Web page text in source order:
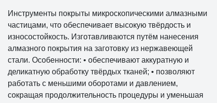
Инструменты покрыты микроскопическими алмазными
частицами, что обеспечивает высокую твёрдость и
износостойкость. Изготавливаются путём нанесения
алмазного покрытия на заготовку из нержавеющей
стали. Особенности: • обеспечивают аккуратную и
деликатную обработку твёрдых тканей; • позволяют
работать с меньшими оборотами и давлением,
сокращая продолжительность процедуры и уменьшая